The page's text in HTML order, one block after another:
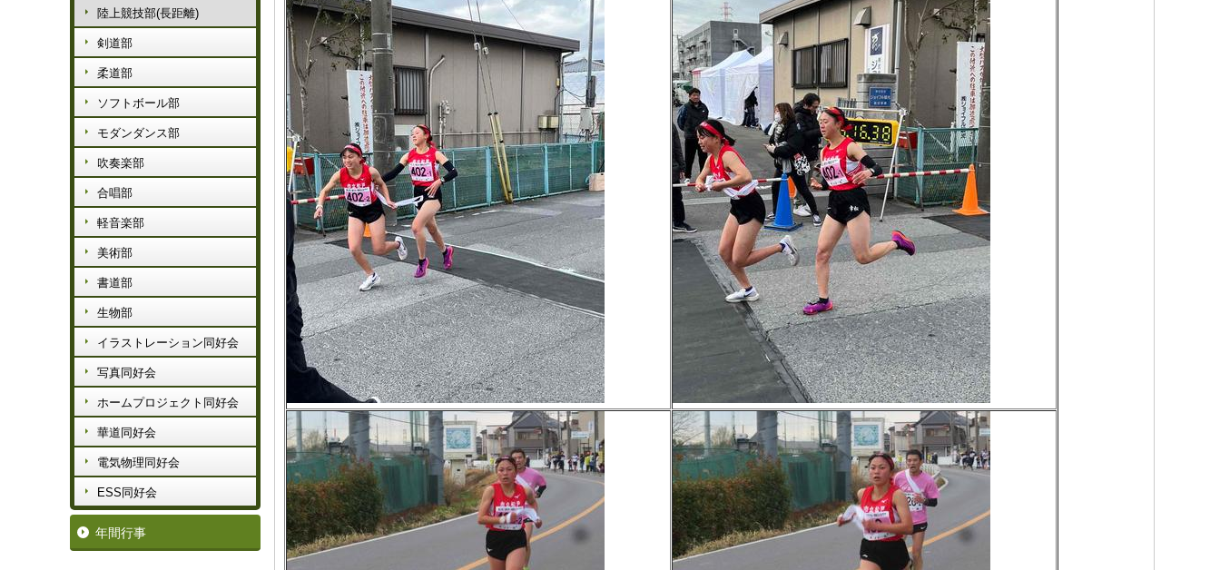
陸上競技部(長距離)
剣道部
柔道部
ソフトボール部
モダンダンス部
吹奏楽部
合唱部
軽音楽部
美術部
書道部
生物部
イラストレーション同好会
写真同好会
ホームプロジェクト同好会
華道同好会
電気物理同好会
ESS同好会
年間行事